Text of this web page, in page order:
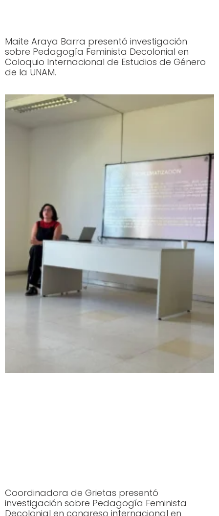
Maite Araya Barra presentó investigación
sobre Pedagogía Feminista Decolonial en
Coloquio Internacional de Estudios de Género
de la UNAM.
Coordinadora de Grietas presentó
investigación sobre Pedagogía Feminista
Decolonial en congreso internacional en